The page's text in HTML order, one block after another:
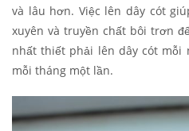
và lâu hơn. Việc lên dây cót
xuyên và truyền chất bôi trơn
nhất thiết phải lên dây cót mỗi
mỗi tháng một lần.